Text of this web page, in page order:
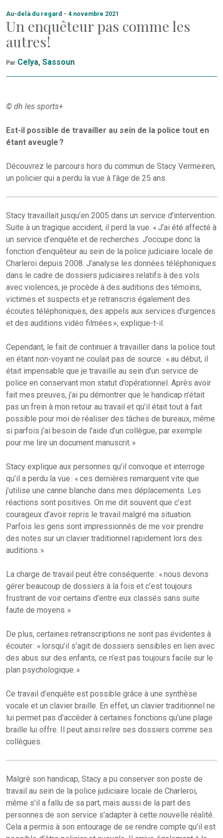
Au-delà du regard - 4 novembre 2021
Un enquêteur pas comme les
autres !
Par Celya, Sassoun
© dh les sports+
Est-il possible de travailler au sein de la police tout en
étant aveugle ?
Découvrez le parcours hors du commun de Stacy Vermeiren,
un policier qui a perdu la vue à l’âge de 25 ans.
Stacy travaillait jusqu’en 2005 dans un service d’intervention.
Suite à un tragique accident, il perd la vue. « J’ai été affecté à
un service d’enquête et de recherches. J’occupe donc la
fonction d’enquêteur au sein de la police judiciaire locale de
Charleroi depuis 2008. J’analyse les données téléphoniques
dans le cadre de dossiers judiciaires relatifs à des vols
avec violences, je procède à des auditions des témoins,
victimes et suspects et je retranscris également des
écoutes téléphoniques, des appels aux services d’urgences
et des auditions vidéo filmées », explique-t-il.
Cependant, le fait de continuer à travailler dans la police tout
en étant non-voyant ne coulait pas de source : « au début, il
était impensable que je travaille au sein d’un service de
police en conservant mon statut d’opérationnel. Après avoir
fait mes preuves, j’ai pu démontrer que le handicap n’était
pas un frein à mon retour au travail et qu’il était tout à fait
possible pour moi de réaliser des tâches de bureaux, même
si parfois j’ai besoin de l’aide d’un collègue, par exemple
pour me lire un document manuscrit. »
Stacy explique aux personnes qu’il convoque et interroge
qu’il a perdu la vue : « ces dernières remarquent vite que
j’utilise une canne blanche dans mes déplacements. Les
réactions sont positives. On me dit souvent que c’est
courageux d’avoir repris le travail malgré ma situation.
Parfois les gens sont impressionnés de me voir prendre
des notes sur un clavier traditionnel rapidement lors des
auditions. »
La charge de travail peut être conséquente : « nous devons
gérer beaucoup de dossiers à la fois et c’est toujours
frustrant de voir certains d’entre eux classés sans suite
faute de moyens. »
De plus, certaines retranscriptions ne sont pas évidentes à
écouter : « lorsqu’il s’agit de dossiers sensibles en lien avec
des abus sur des enfants, ce n’est pas toujours facile sur le
plan psychologique. »
Ce travail d’enquête est possible grâce à une synthèse
vocale et un clavier braille. En effet, un clavier traditionnel ne
lui permet pas d’accéder à certaines fonctions qu’une plage
braille lui offre. Il peut ainsi relire ses dossiers comme ses
collègues.
Malgré son handicap, Stacy a pu conserver son poste de
travail au sein de la police judiciaire locale de Charleroi,
même s’il a fallu de sa part, mais aussi de la part des
personnes de son service s’adapter à cette nouvelle réalité.
Cela a permis à son entourage de se rendre compte qu’il est